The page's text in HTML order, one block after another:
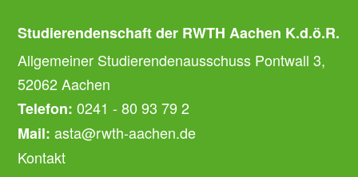
Studierendenschaft der RWTH Aachen K.d.ö.R.
Allgemeiner Studierendenausschuss Pontwall 3,
52062 Aachen
Telefon: 0241 - 80 93 79 2
Mail: asta@rwth-aachen.de
Kontakt